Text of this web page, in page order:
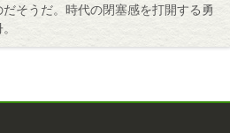
そうだ。時代の閉塞感を打開する勇